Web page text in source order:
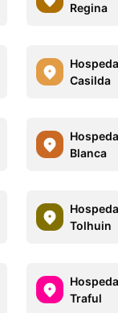
Regina
Casilda
Blanca
Tolhuin
Traful